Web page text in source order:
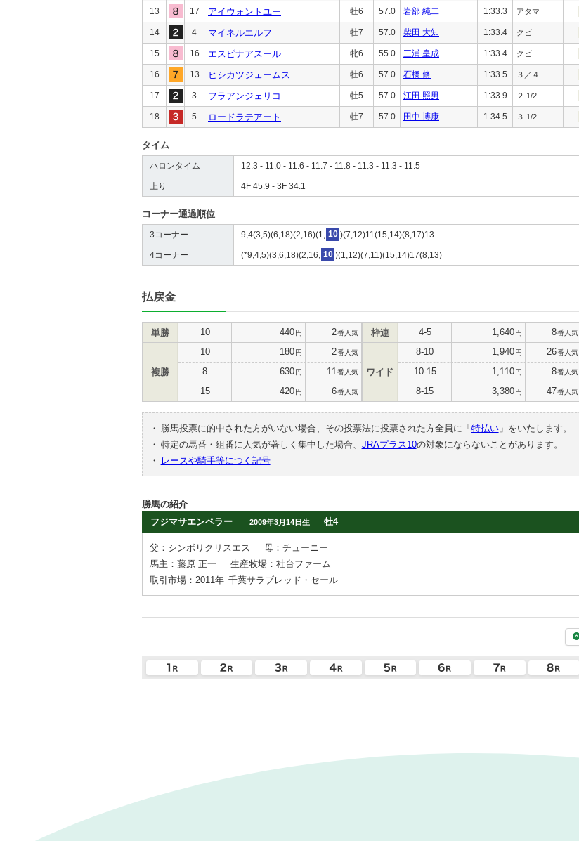
13 17 アイウォントユー 牡6 57.0 岩部 純二 1:33.3 アタマ
14 4 マイネルエルフ 牡7 57.0 柴田 大知 1:33.4 クビ
15 16 エスピナアスール 牝6 55.0 三浦 皇成 1:33.4 クビ
16 13 ヒシカツジェームス 牡6 57.0 石橋 脩 1:33.5 ３／４
17 3 フラアンジェリコ 牡5 57.0 江田 照男 1:33.9 ２ 1/2
18 5 ロードラテアート 牡7 57.0 田中 博康 1:34.5 ３ 1/2
タイム
ハロンタイム 12.3 - 11.0 - 11.6 - 11.7 - 11.8 - 11.3 - 11.3 - 11.5
上り 4F 45.9 - 3F 34.1
コーナー通過順位
3コーナー 9,4(3,5)(6,18)(2,16)(1, 10 )(7,12)11(15,14)(8,17)13
4コーナー (*9,4,5)(3,6,18)(2,16, 10 )(1,12)(7,11)(15,14)17(8,13)
払戻金
単勝 10 440円 2番人気
複勝
10 180円 2番人気
8 630円 11 番人気
15 420円 6番人気
枠連 4-5 1,640円 8番人気
ワイド
8-10 1,940円 26番人気
10-15 1,110円 8番人気
8-15 3,380円 47番人気
・ 勝馬投票に的中された方がいない場合、その投票法に投票された方全員に「 特払い」をいたします。
・ 特定の馬番・組番に人気が著しく集中した場合、 JRAプラス10の対象にならないことがあります。
・
レースや騎手等につく記号
勝馬の紹介
フジマサエンペラー
2009年3月14日生 牡4
父：シンボリクリスエス
母：チューニー
馬主：藤原 正一
生産牧場：社台ファーム
取引市場：2011年 千葉サラブレッド・セール